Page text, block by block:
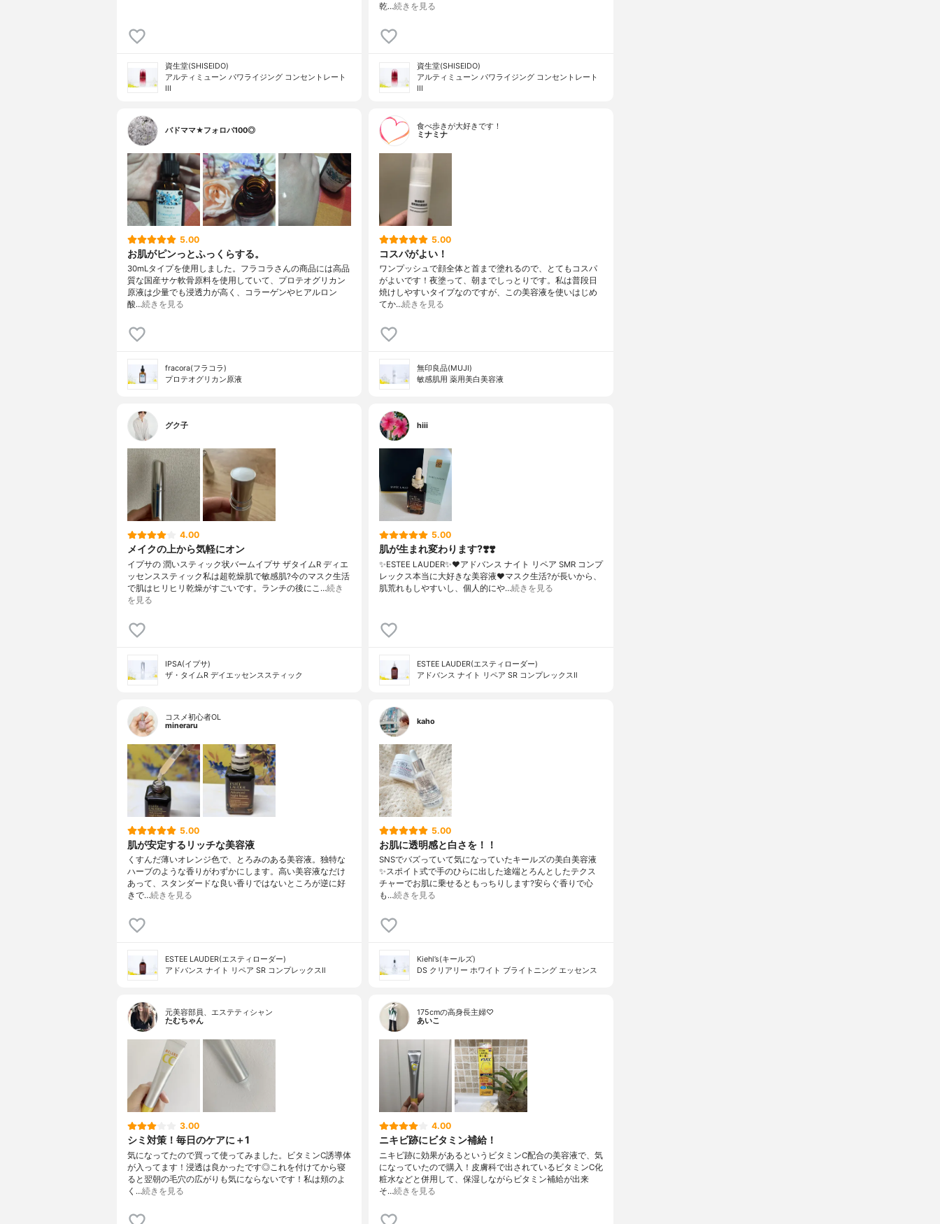
資生堂(SHISEIDO)
アルティミューン パワライジング コンセントレート
III
乾…続きを見る
資生堂(SHISEIDO)
アルティミューン パワライジング コンセントレート
III
バドママ★フォロバ100◎
5.00
お肌がピンっとふっくらする。
30mLタイプを使用しました。フラコラさんの商品には高品
質な国産サケ軟骨原料を使用していて、プロテオグリカン
原液は少量でも浸透力が高く、コラーゲンやヒアルロン
酸…続きを見る
fracora(フラコラ)
プロテオグリカン原液
食べ歩きが大好きです！
ミナミナ
5.00
コスパがよい！
ワンプッシュで顔全体と首まで塗れるので、とてもコスパ
がよいです！夜塗って、朝までしっとりです。私は普段日
焼けしやすいタイプなのですが、この美容液を使いはじめ
てか…続きを見る
無印良品(MUJI)
敏感肌用 薬用美白美容液
グク子
4.00
メイクの上から気軽にオン
イプサの 潤いスティック状バームイプサ ザタイムR ディエ
ッセンススティック私は超乾燥肌で敏感肌?今のマスク生活
で肌はヒリヒリ乾燥がすごいです。ランチの後にこ…続き
を見る
IPSA(イプサ)
ザ・タイムR デイエッセンススティック
hiii
5.00
肌が生まれ変わります?❣️❣️
✨ESTEE LAUDER✨❤︎アドバンス ナイト リペア SMR コンプ
レックス本当に大好きな美容液❤️マスク生活?が長いから、
肌荒れもしやすいし、個人的にや…続きを見る
ESTEE LAUDER(エスティローダー)
アドバンス ナイト リペア SR コンプレックスⅡ
コスメ初心者OL
mineraru
5.00
肌が安定するリッチな美容液
くすんだ薄いオレンジ色で、とろみのある美容液。独特な
ハーブのような香りがわずかにします。高い美容液なだけ
あって、スタンダードな良い香りではないところが逆に好
きで…続きを見る
ESTEE LAUDER(エスティローダー)
アドバンス ナイト リペア SR コンプレックスⅡ
kaho
5.00
お肌に透明感と白さを！！
SNSでバズっていて気になっていたキールズの美白美容液
✨スポイト式で手のひらに出した途端とろんとしたテクス
チャーでお肌に乗せるともっちりします?安らぐ香りで心
も…続きを見る
Kiehl’s(キールズ)
DS クリアリー ホワイト ブライトニング エッセンス
元美容部員、エステティシャン
たむちゃん
3.00
シミ対策！毎日のケアに＋1
気になってたので買って使ってみました。ビタミンC誘導体
が入ってます！浸透は良かったです◎これを付けてから寝
ると翌朝の毛穴の広がりも気にならないです！私は頬のよ
く…続きを見る
175cmの高身長主婦♡
あいこ
4.00
ニキビ跡にビタミン補給！
ニキビ跡に効果があるというビタミンC配合の美容液で、気
になっていたので購入！皮膚科で出されているビタミンC化
粧水などと併用して、保湿しながらビタミン補給が出来
そ…続きを見る